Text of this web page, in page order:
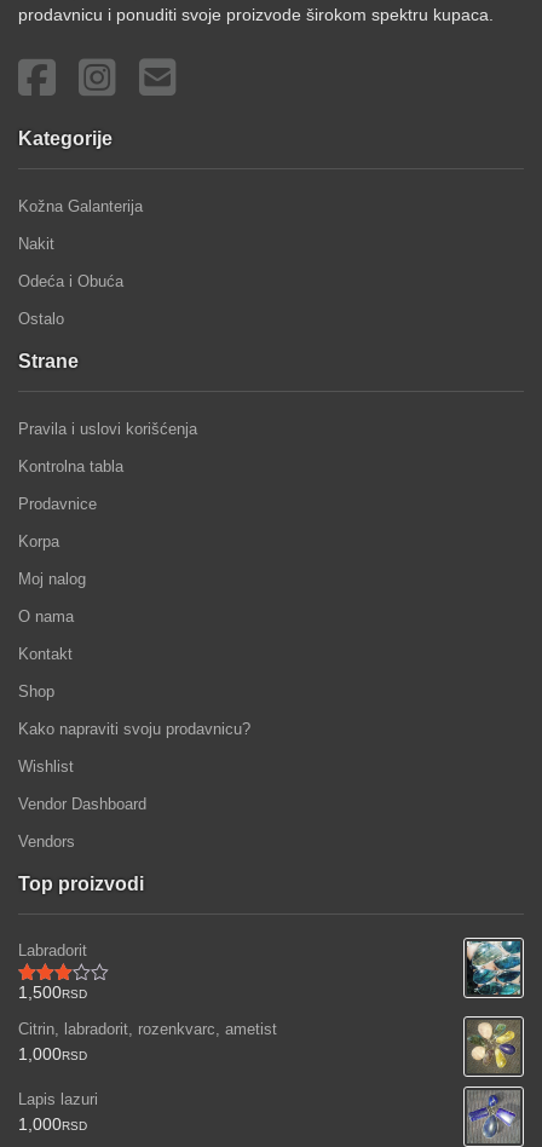
prodavnicu i ponuditi svoje proizvode širokom spektru kupaca.
Kategorije
Kožna Galanterija
Nakit
Odeća i Obuća
Ostalo
Strane
Pravila i uslovi korišćenja
Kontrolna tabla
Prodavnice
Korpa
Moj nalog
O nama
Kontakt
Shop
Kako napraviti svoju prodavnicu?
Wishlist
Vendor Dashboard
Vendors
Top proizvodi
Labradorit
Ocenjeno
3.00
od 5
1,500RSD
Citrin, labradorit, rozenkvarc, ametist
1,000RSD
Lapis lazuri
1,000RSD